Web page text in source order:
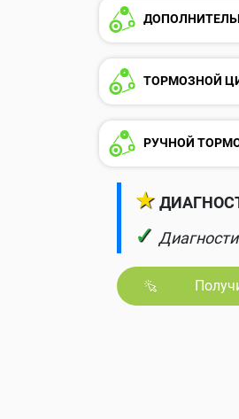
ТОРМОЗНОЙ
РУЧНОЙ
★
✓